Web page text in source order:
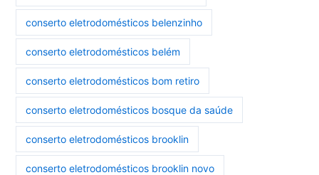
conserto eletrodomésticos belenzinho
conserto eletrodomésticos belém
conserto eletrodomésticos bom retiro
conserto eletrodomésticos bosque da saúde
conserto eletrodomésticos brooklin
conserto eletrodomésticos brooklin novo